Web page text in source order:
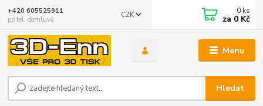
Menu
CZK
Hledat
+420 605525911
po tel. domluvě
0 ks
za 0 Kč